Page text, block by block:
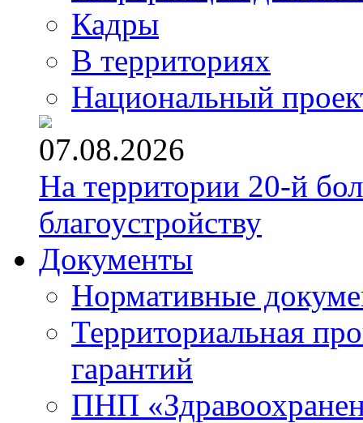
Кадры
В территориях
Национальный
07.08.2026
На территории 20-й
благоустройству
Документы
Нормативные
Территориальная
гарантий
ПНП